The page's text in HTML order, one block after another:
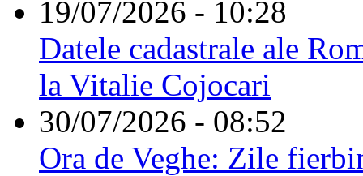
19/07/2026 - 10:28
Datele cadastrale ale
la Vitalie Cojocari
30/07/2026 - 08:52
Ora de Veghe: Zile